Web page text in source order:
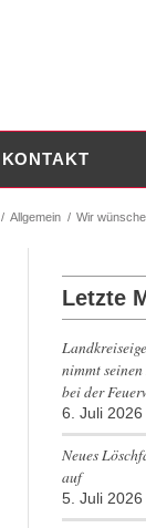
KONTAKT
/ Allgemein / Wir
Letzte
nimmt
bei der
6. Juli 2026
Neues
auf
5. Juli 2026